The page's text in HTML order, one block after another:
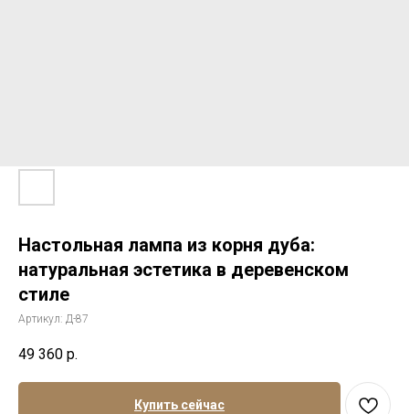
Настольная лампа из корня дуба:
натуральная эстетика в деревенском
стиле
Артикул: Д-87
49 360 р.
Купить сейчас